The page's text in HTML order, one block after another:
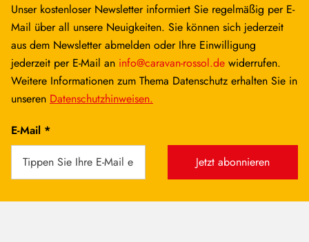
Unser kostenloser Newsletter informiert Sie regelmäßig per E-
Mail über all unsere Neuigkeiten. Sie können sich jederzeit
aus dem Newsletter abmelden oder Ihre Einwilligung
jederzeit per E-Mail an info@caravan-rossol.de widerrufen.
Weitere Informationen zum Thema Datenschutz erhalten Sie in
unseren Datenschutzhinweisen.
E-Mail *
Jetzt abonnieren